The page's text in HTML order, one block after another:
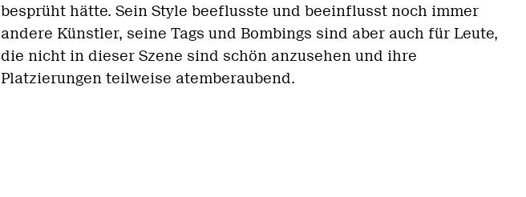
besprüht hätte. Sein Style beeflusste und beeinflusst noch immer
andere Künstler, seine Tags und Bombings sind aber auch für Leute,
die nicht in dieser Szene sind schön anzusehen und ihre
Platzierungen teilweise atemberaubend.